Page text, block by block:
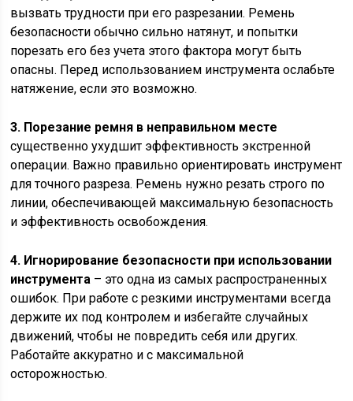
вызвать трудности при его разрезании. Ремень
безопасности обычно сильно натянут, и попытки
порезать его без учета этого фактора могут быть
опасны. Перед использованием инструмента ослабьте
натяжение, если это возможно.
3. Порезание ремня в неправильном месте
существенно ухудшит эффективность экстренной
операции. Важно правильно ориентировать инструмент
для точного разреза. Ремень нужно резать строго по
линии, обеспечивающей максимальную безопасность
и эффективность освобождения.
4. Игнорирование безопасности при использовании
инструмента – это одна из самых распространенных
ошибок. При работе с резкими инструментами всегда
держите их под контролем и избегайте случайных
движений, чтобы не повредить себя или других.
Работайте аккуратно и с максимальной
осторожностью.